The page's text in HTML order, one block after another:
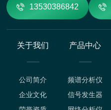
13530386842
关于我们
公司简介
企业文化
产品中心
频谱分析仪
信号发生器